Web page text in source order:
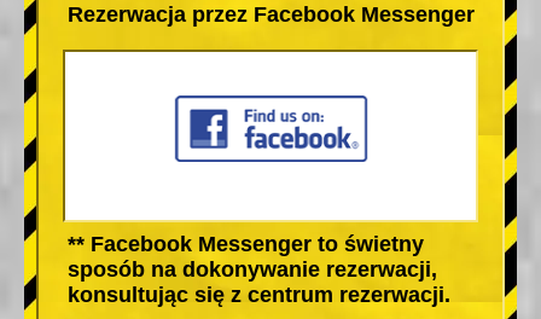
Rezerwacja przez Facebook Messenger
** Facebook Messenger to świetny
sposób na dokonywanie rezerwacji,
konsultując się z centrum rezerwacji.